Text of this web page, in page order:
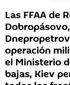
Las FFAA de
operación
el Ministerio
bajas, Kiev